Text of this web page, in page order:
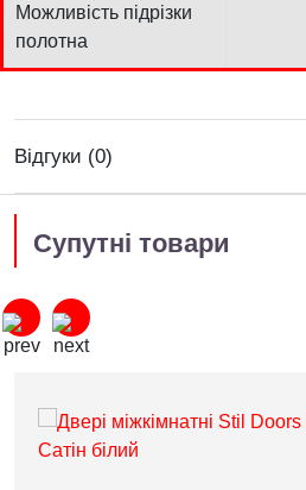
Можливість підрізки
полотна
Відгуки (0)
Супутні товари